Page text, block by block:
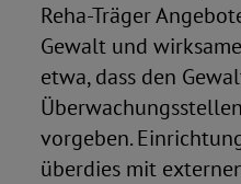
Reha-Träger
Gewalt und
etwa, dass den
vorgeben.
überdies mit